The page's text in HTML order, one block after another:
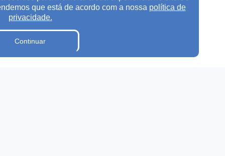
que está de acordo com a nossa política de
privacidade.
Continuar